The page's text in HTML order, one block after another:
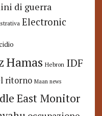
di guerra
Electronic
Hamas Hebron IDF
ritorno Maan news
East Monitor